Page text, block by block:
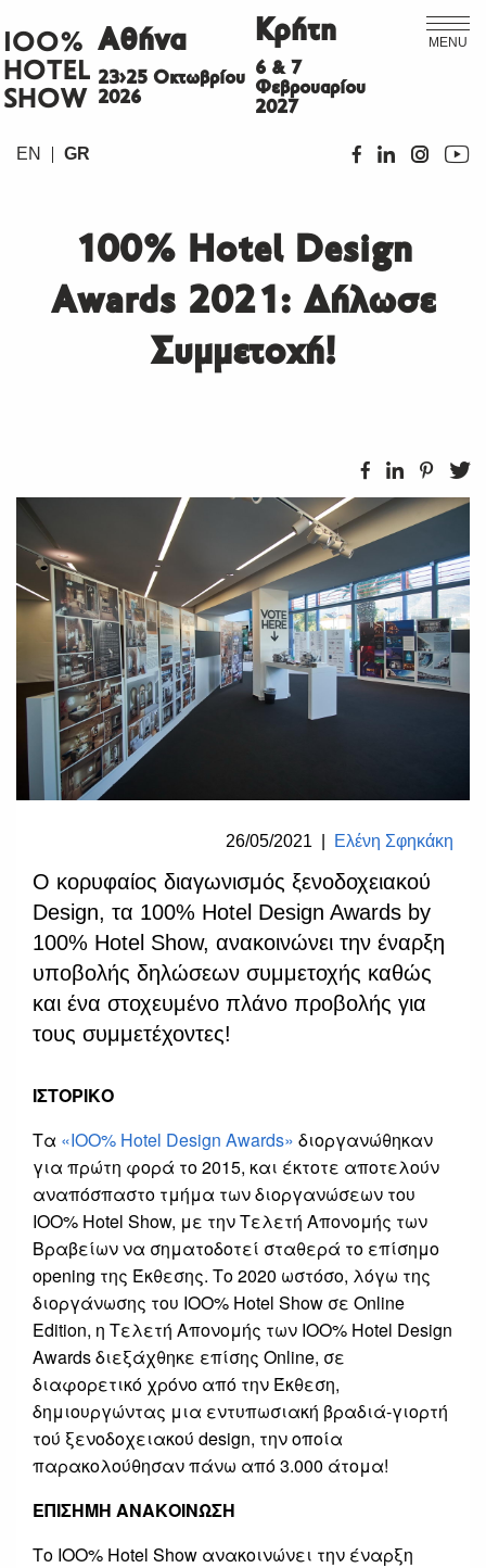
MENU
ΙΟΟ%
HOTEL
SHOW
Αθήνα
23>25 Οκτωβρίου
2026
Κρήτη
6 & 7
Φεβρουαρίου
2027
EN GR
100% Hotel Design
Awards 2021: Δήλωσε
Συμμετοχή!
26/05/2021 Ελένη Σφηκάκη
Ο κορυφαίος διαγωνισμός ξενοδοχειακού
Design, τα 100% Hotel Design Awards by
100% Hotel Show, ανακοινώνει την έναρξη
υποβολής δηλώσεων συμμετοχής καθώς
και ένα στοχευμένο πλάνο προβολής για
τους συμμετέχοντες!
ΙΣΤΟΡΙΚΟ
Τα «ΙΟΟ% Hotel Design Awards» διοργανώθηκαν
για πρώτη φορά το 2015, και έκτοτε αποτελούν
αναπόσπαστο τμήμα των διοργανώσεων του
ΙΟΟ% Hotel Show, με την Τελετή Απονομής των
Βραβείων να σηματοδοτεί σταθερά το επίσημο
opening της Έκθεσης. Το 2020 ωστόσο, λόγω της
διοργάνωσης του ΙΟΟ% Hotel Show σε Online
Edition, η Τελετή Απονομής των ΙΟΟ% Hotel Design
Awards διεξάχθηκε επίσης Online, σε
διαφορετικό χρόνο από την Έκθεση,
δημιουργώντας μια εντυπωσιακή βραδιά-γιορτή
τού ξενοδοχειακού design, την οποία
παρακολούθησαν πάνω από 3.000 άτομα!
ΕΠΙΣΗΜΗ ΑΝΑΚΟΙΝΩΣΗ
Το ΙΟΟ% Hotel Show ανακοινώνει την έναρξη